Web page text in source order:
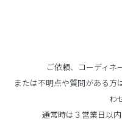
ご依頼、コーディネ
または不明点や質問がある方
わ
通常時は３営業日以